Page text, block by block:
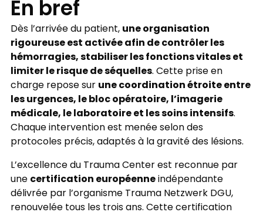
En bref
Dès l’arrivée du patient,une organisation
rigoureuse est activée afin de contrôler les
hémorragies, stabiliser les fonctions vitales et
limiter le risque de séquelles. Cette prise en
charge repose surune coordination étroite entre
les urgences, le bloc opératoire, l’imagerie
médicale, le laboratoire et les soins intensifs.
Chaque intervention est menée selon des
protocoles précis, adaptés à la gravité des lésions.
L’excellence du Trauma Center est reconnue par
unecertification européenneindépendante
délivrée par l’organisme Trauma Netzwerk DGU,
renouvelée tous les trois ans. Cette certification